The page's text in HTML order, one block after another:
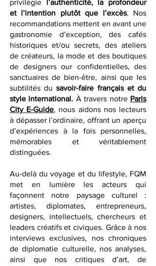
élégance, célébrant un luxe qui
privilégiel’authenticité, la profondeur
et l’intention plutôt que l’excès. Nos
recommandations mettent en avant une
gastronomie d’exception, des cafés
historiques et/ou secrets, des ateliers
de créateurs, la mode et des boutiques
de designers our confidentielles, des
sanctuaires de bien-être, ainsi que les
subtilités dusavoir-faire français et du
style international.À travers notreParis
City E-Guide, nous aidons nos lecteurs
à dépasser l’ordinaire, offrant un aperçu
d’expériences à la fois personnelles,
mémorables et véritablement
Au-delà du voyage et du lifestyle, FQM
met en lumière les acteurs qui
façonnent notre paysage culturel :
artistes, diplomates, entrepreneurs,
designers, intellectuels, chercheurs et
leaders créatifs et civiques. Grâce à nos
interviews exclusives, nos chroniques